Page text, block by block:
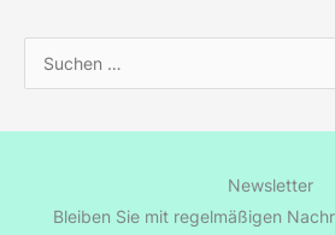
c
Newsletter
Bleiben Sie mit regelmäßigen